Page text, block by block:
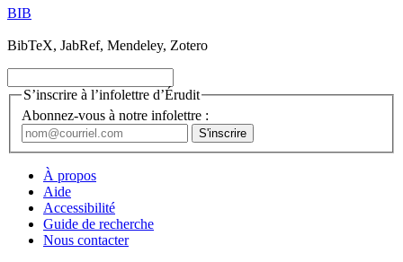
BIB
BibTeX, JabRef, Mendeley, Zotero
S’inscrire à l’infolettre d’Érudit
Abonnez-vous à notre infolettre :
À propos
Aide
Accessibilité
Guide de recherche
Nous contacter